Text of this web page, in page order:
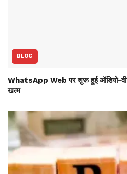
BLOG
WhatsApp Web पर शुरू हुई ऑडियो-
खत्म